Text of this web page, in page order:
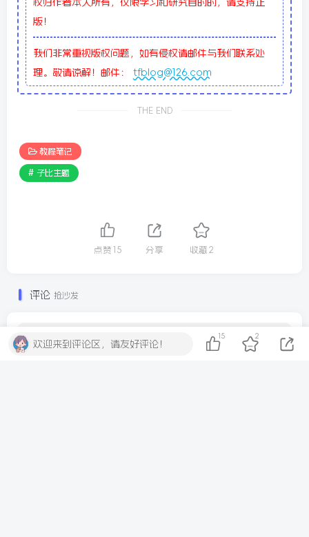
权归作者本人所有，仅限学习和研究目的的，请支持正
版！
我们非常重视版权问题，如有侵权请邮件与我们联系处
理。敬请谅解！邮件： tfblog@126.com
THE END
教程笔记
# 子比主题
点赞 15 分享 收藏 2
评论 抢沙发
请登录后发表评论
欢迎来到评论区，请友好评论！
15 2